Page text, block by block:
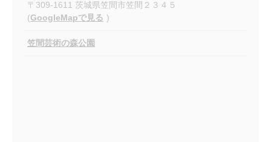
〒309-1611 茨城県笠間市笠間２３４５
(GoogleMapで見る )
笠間芸術の森公園